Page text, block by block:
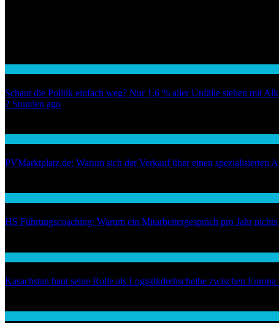
Schaut die Politik einfach weg? Nur 1,6 % aller Unfälle stehen mit
2 Stunden ago
PVMarktplatz.de: Warum sich der Verkauf über einen spezialisierten
HS Führungscoaching: Warum ein Mitarbeitergespräch pro Jahr
Kasachstan baut seine Rolle als Logistikdrehscheibe zwischen Europa